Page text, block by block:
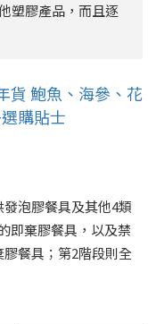
塑膠產品，而且逐
貨 鮑魚、海參、花
購貼士
泡膠餐具及其他4類
即棄膠餐具，以及禁
餐具；第2階段則全